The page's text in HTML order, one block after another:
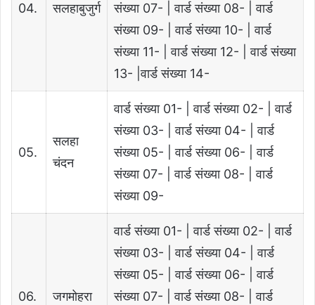
04. सलहाबुजुर्ग
संख्या 07- | वार्ड संख्या 08- | वार्ड
संख्या 09- | वार्ड संख्या 10- | वार्ड
संख्या 11- | वार्ड संख्या 12- | वार्ड संख्या
13- |वार्ड संख्या 14-
05.
सलहा
चंदन
वार्ड संख्या 01- | वार्ड संख्या 02- | वार्ड
संख्या 03- | वार्ड संख्या 04- | वार्ड
संख्या 05- | वार्ड संख्या 06- | वार्ड
संख्या 07- | वार्ड संख्या 08- | वार्ड
संख्या 09-
06. जगमोहरा
वार्ड संख्या 01- | वार्ड संख्या 02- | वार्ड
संख्या 03- | वार्ड संख्या 04- | वार्ड
संख्या 05- | वार्ड संख्या 06- | वार्ड
संख्या 07- | वार्ड संख्या 08- | वार्ड